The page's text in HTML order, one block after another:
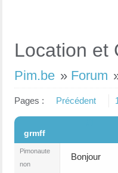
Location et
Pim.be » Forum
Pages : Précédent 1
grmff
Pimonaute
non
Bonjour